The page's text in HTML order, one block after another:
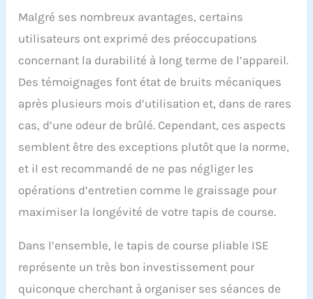
Malgré ses nombreux avantages, certains
utilisateurs ont exprimé des préoccupations
concernant la durabilité à long terme de l’appareil.
Des témoignages font état de bruits mécaniques
après plusieurs mois d’utilisation et, dans de rares
cas, d’une odeur de brûlé. Cependant, ces aspects
semblent être des exceptions plutôt que la norme,
et il est recommandé de ne pas négliger les
opérations d’entretien comme le graissage pour
maximiser la longévité de votre tapis de course.
Dans l’ensemble, le tapis de course pliable ISE
représente un très bon investissement pour
quiconque cherchant à organiser ses séances de